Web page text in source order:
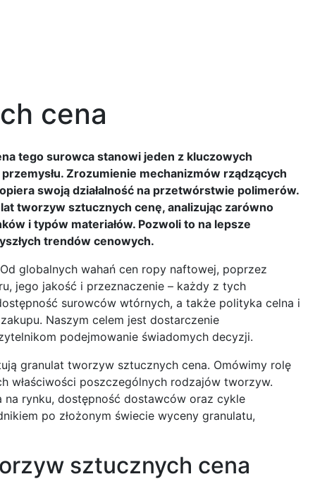
cena
tego surowca stanowi jeden z kluczowych
Zrozumienie mechanizmów rządzących
swoją działalność na przetwórstwie polimerów.
tworzyw sztucznych cenę, analizując zarówno
i typów materiałów. Pozwoli to na lepsze
trendów cenowych.
globalnych wahań cen ropy naftowej, poprzez
jego jakość i przeznaczenie – każdy z tych
surowców wtórnych, a także polityka celna i
Naszym celem jest dostarczenie
podejmowanie świadomych decyzji.
granulat tworzyw sztucznych cena. Omówimy rolę
właściwości poszczególnych rodzajów tworzyw.
rynku, dostępność dostawców oraz cykle
po złożonym świecie wyceny granulatu,
sztucznych cena